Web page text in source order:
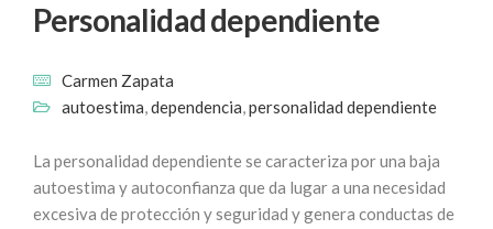
Personalidad dependiente
Carmen Zapata
autoestima,dependencia,personalidad dependiente
La personalidad dependiente se caracteriza por una baja
autoestima y autoconfianza que da lugar a una necesidad
excesiva de protección y seguridad y genera conductas de